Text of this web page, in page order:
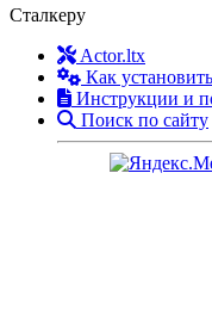
Сталкеру
Actor.ltx
Как
Инструкции и
Поиск по сайту